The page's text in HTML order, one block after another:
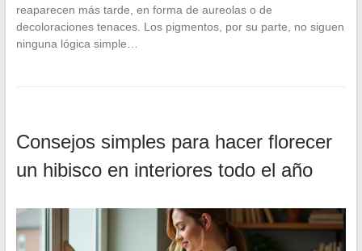
reaparecen más tarde, en forma de aureolas o de
decoloraciones tenaces. Los pigmentos, por su parte, no siguen
ninguna lógica simple…
Consejos simples para hacer florecer
un hibisco en interiores todo el año